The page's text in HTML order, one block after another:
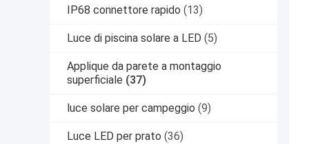
IP68 connettore rapido (13)
Luce di piscina solare a LED (5)
Applique da parete a montaggio
superficiale (37)
luce solare per campeggio (9)
Luce LED per prato (36)